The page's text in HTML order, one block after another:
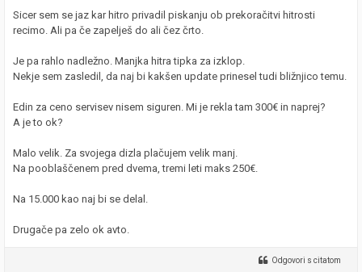
Sicer sem se jaz kar hitro privadil piskanju ob prekoračitvi hitrosti
recimo. Ali pa če zapelješ do ali čez črto.
Je pa rahlo nadležno. Manjka hitra tipka za izklop.
Nekje sem zasledil, da naj bi kakšen update prinesel tudi bližnjico temu.
Edin za ceno servisev nisem siguren. Mi je rekla tam 300€ in naprej?
A je to ok?
Malo velik. Za svojega dizla plačujem velik manj.
Na pooblaščenem pred dvema, tremi leti maks 250€.
Na 15.000 kao naj bi se delal.
Drugače pa zelo ok avto.
Odgovori s citatom